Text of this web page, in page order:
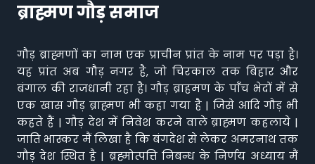
ब्राह्मण गौड़ समाज
गौड़ ब्राह्मणों का नाम एक प्राचीन प्रांत के नाम पर पड़ा है।
यह प्रांत अब गौड़ नगर है, जो चिरकाल तक बिहार और
बंगाल की राजधानी रहा है। गौड़ ब्राहमण के पाँच भेदों में से
एक खास गौड़ ब्राह्मण भी कहा गया है | जिसे आदि गौड़ भी
कहते हैं | गौड़ देश में निवेश करने वाले ब्राह्मण कहलाये |
जाति भास्कर मैं लिखा है कि बंगदेश से लेकर अमरनाथ तक
गौड़ देश स्थित है | ब्रह्मोत्पत्ति निबन्ध के निर्णय अध्याय मैं